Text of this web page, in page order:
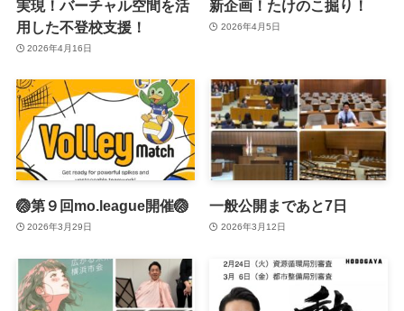
実現！バーチャル空間を活
用した不登校支援！
2026年4月16日
新企画！たけのこ掘り！
2026年4月5日
🏐第９回mo.league開催🏐
2026年3月29日
一般公開まであと7日
2026年3月12日